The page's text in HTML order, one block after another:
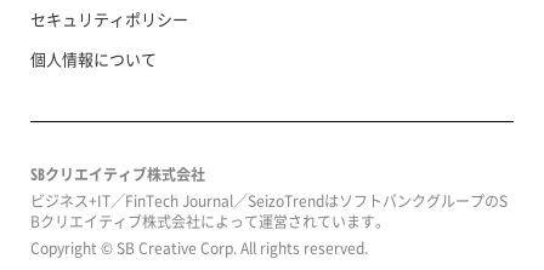
セキュリティポリシー
個人情報について
SBクリエイティブ株式会社
ビジネス+IT／FinTech Journal／SeizoTrendはソフトバンクグループのS
Bクリエイティブ株式会社によって運営されています。
Copyright © SB Creative Corp. All rights reserved.